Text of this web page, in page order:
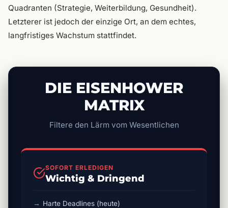
Quadranten (Strategie, Weiterbildung, Gesundheit).
Letzterer ist jedoch der einzige Ort, an dem echtes,
langfristiges Wachstum stattfindet.
DIE EISENHOWER
MATRIX
Filtere den Lärm vom Wesentlichen
SOFORT ERLEDIGEN
Wichtig & Dringend
Harte Deadlines (heute)